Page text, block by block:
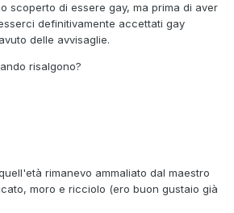
scoperto di essere gay, ma prima di aver
definitivamente accettati gay
delle avvisaglie.
risalgono?
rimanevo ammaliato dal maestro
moro e ricciolo (ero buon gustaio già